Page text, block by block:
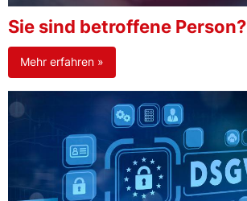
Sie sind betroffene Person?
Mehr erfahren »